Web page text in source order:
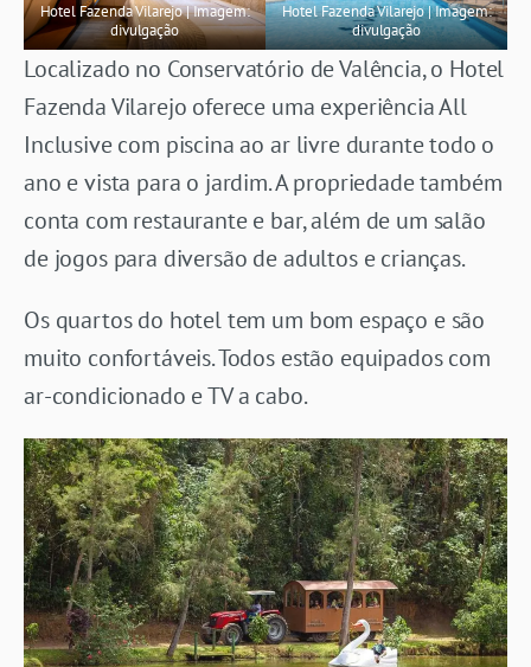
Hotel Fazenda Vilarejo | Imagem:
divulgação
Hotel Fazenda Vilarejo | Imagem:
divulgação
Localizado no Conservatório de Valência, o Hotel
Fazenda Vilarejo oferece uma experiência All
Inclusive com piscina ao ar livre durante todo o
ano e vista para o jardim. A propriedade também
conta com restaurante e bar, além de um salão
de jogos para diversão de adultos e crianças.
Os quartos do hotel tem um bom espaço e são
muito confortáveis. Todos estão equipados com
ar-condicionado e TV a cabo.